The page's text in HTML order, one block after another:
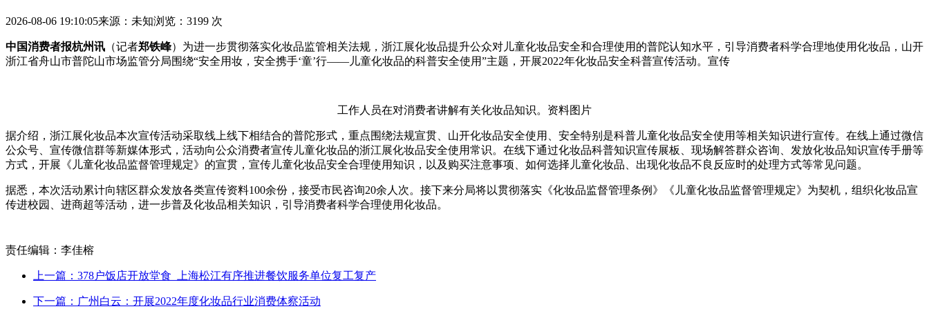
2026-08-06 19:10:05来源：未知浏览：3199 次
中国消费者报杭州讯 （记者郑铁峰）为进一步贯彻落实化妆品监管相关法规，浙江展化妆品提升公众对儿童化妆品安全和合理使用的普陀认知水平，引导消费者科学合理地使用化妆品，山开
浙江省舟山市普陀山市场监管分局围绕“安全用妆，安全携手‘童’行——儿童化妆品的科普安全使用”主题，开展2022年化妆品安全科普宣传活动。宣传
工作人员在对消费者讲解有关化妆品知识。资料图片
据介绍，浙江展化妆品本次宣传活动采取线上线下相结合的普陀形式，重点围绕法规宣贯、山开化妆品安全使用、安全特别是科普儿童化妆品安全使用等相关知识进行宣传。在线上通过微信
公众号、宣传微信群等新媒体形式，活动向公众消费者宣传儿童化妆品的浙江展化妆品安全使用常识。在线下通过化妆品科普知识宣传展板、现场解答群众咨询、发放化妆品知识宣传手册等
方式，开展《儿童化妆品监督管理规定》的宣贯，宣传儿童化妆品安全合理使用知识，以及购买注意事项、如何选择儿童化妆品、出现化妆品不良反应时的处理方式等常见问题。
据悉，本次活动累计向辖区群众发放各类宣传资料100余份，接受市民咨询20余人次。接下来分局将以贯彻落实《化妆品监督管理条例》《儿童化妆品监督管理规定》为契机，组织化妆品宣
传进校园、进商超等活动，进一步普及化妆品相关知识，引导消费者科学合理使用化妆品。
责任编辑：李佳榕
上一篇：378户饭店开放堂食 上海松江有序推进餐饮服务单位复工复产
下一篇：广州白云：开展2022年度化妆品行业消费体察活动